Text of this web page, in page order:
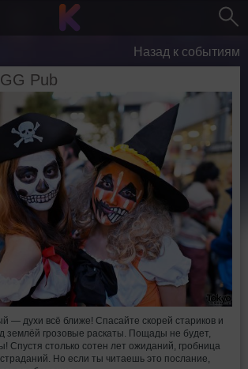
Назад к событиям
Pub
— духи всё ближе! Спасайте скорей стариков и
землёй грозовые раскаты. Пощады не будет,
Спустя столько сотен лет ожиданий, гробница
Но если ты читаешь это послание,